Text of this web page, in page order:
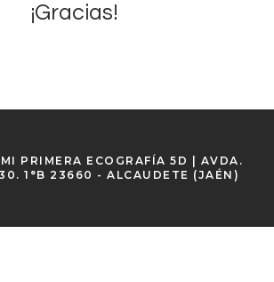
¡Gracias!
PRIMERA ECOGRAFÍA 5D | AVDA.
1°B 23660 - ALCAUDETE (JAÉN)